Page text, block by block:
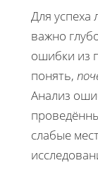
Для успеха
важно
ошибки из
понять,
Анализ
слабые